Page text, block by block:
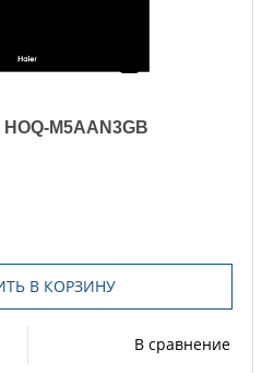
M5AAN3GB
В КОРЗИНУ
В сравнение